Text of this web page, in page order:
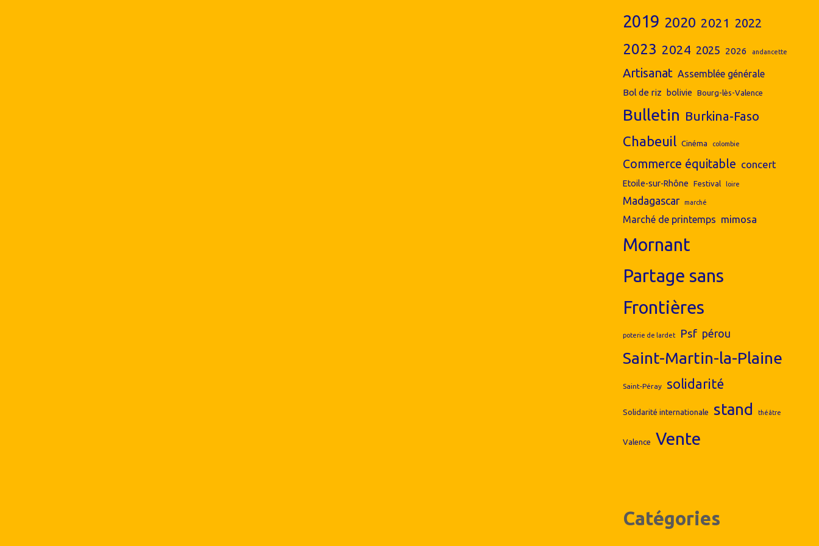
2019 2020 2021 2022
2023 2024 2025 2026 andancette
Artisanat Assemblée générale
Bol de riz bolivie Bourg-lès-Valence
Bulletin Burkina-Faso
Chabeuil Cinéma colombie
Commerce équitable concert
Etoile-sur-Rhône Festival loire
Madagascar marché
Marché de printemps mimosa
Mornant
Partage sans
Frontières
poterie de lardet Psf pérou
Saint-Martin-la-Plaine
Saint-Péray solidarité
Solidarité internationale stand théâtre
Valence Vente
Catégories